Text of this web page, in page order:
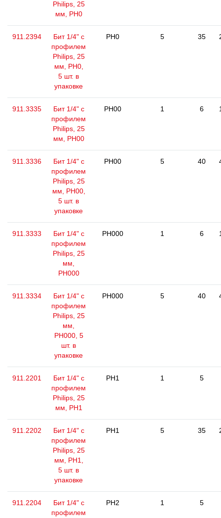
Philips, 25
мм, РН0
911.2394
Бит 1/4" с
профилем
Philips, 25
мм, РН0,
5 шт. в
упаковке
PH0 5 35
911.3335
Бит 1/4" с
профилем
Philips, 25
мм, РН00
PH00 1 6
911.3336
Бит 1/4" с
профилем
Philips, 25
мм, РН00,
5 шт. в
упаковке
PH00 5 40
911.3333
Бит 1/4" с
профилем
Philips, 25
мм,
РН000
PH000 1 6
911.3334
Бит 1/4" с
профилем
Philips, 25
мм,
РН000, 5
шт. в
упаковке
PH000 5 40
911.2201
Бит 1/4" с
профилем
Philips, 25
мм, РН1
PH1 1 5
911.2202
Бит 1/4" с
профилем
Philips, 25
мм, РН1,
5 шт. в
упаковке
PH1 5 35
911.2204
Бит 1/4" с
профилем
PH2 1 5